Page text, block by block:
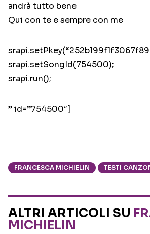
andrà tutto bene
Qui con te e sempre con me
srapi.setSongId(754500);
srapi.run();
” id=”754500″]
FRANCESCA MICHIELIN TESTI
ALTRI ARTICOLI SU
MICHIELIN